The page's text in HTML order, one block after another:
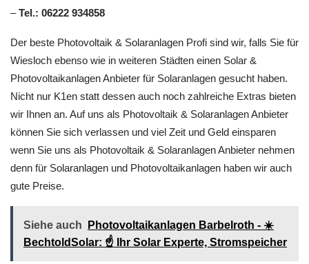
–Tel.: 06222 934858
Der beste Photovoltaik & Solaranlagen Profi sind wir, falls Sie für
Wiesloch ebenso wie in weiteren Städten einen Solar &
Photovoltaikanlagen Anbieter für Solaranlagen gesucht haben.
Nicht nur K1en statt dessen auch noch zahlreiche Extras bieten
wir Ihnen an. Auf uns als Photovoltaik & Solaranlagen Anbieter
können Sie sich verlassen und viel Zeit und Geld einsparen
wenn Sie uns als Photovoltaik & Solaranlagen Anbieter nehmen
denn für Solaranlagen und Photovoltaikanlagen haben wir auch
gute Preise.
Siehe auch
Photovoltaikanlagen Barbelroth - ☀️
BechtoldSolar: ☝️ Ihr Solar Experte, Stromspeicher